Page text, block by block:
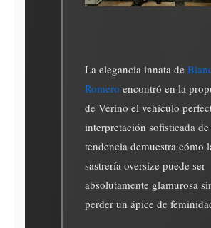
La elegancia innata de
Romero encontró en la
de Verino el vehículo
interpretación sofisticada
tendencia demuestra cómo
sastrería oversize puede ser
absolutamente glamurosa
perder un ápice de